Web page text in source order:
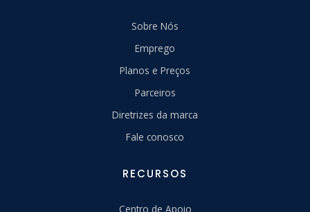
Sobre Nós
Emprego
Planos e Preços
Parceiros
Diretrizes da marca
Fale conosco
RECURSOS
Centro de Apoio